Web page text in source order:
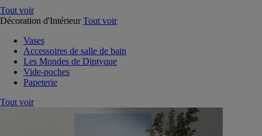
Tout voir
Décoration d'Intérieur Tout voir
Vases
Accessoires de salle de bain
Les Mondes de Diptyque
Vide-poches
Papeterie
Tout voir